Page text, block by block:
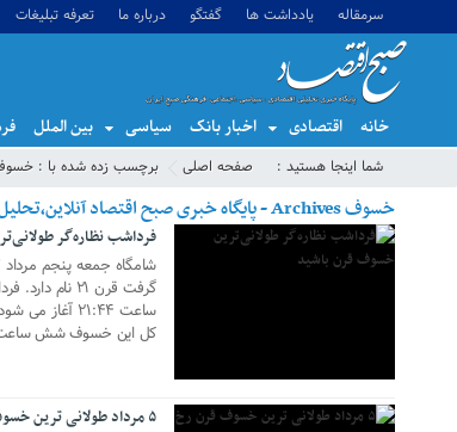
سرمقاله یادداشت ها گفتگو درباره ما تعرفه تبلیغات
خانه اقتصادی اخبار بانک سیاسی بین الملل
شما اینجا هستید : صفحه اصلی برچسب زده شده با :
خسوف Archives - پایگاه خبری صبح اقتصاد آنلاین،تحلیل اقتصادی،اخبار اقتصادی
26 جولای 2018
فرداشب نظاره‌گر
کل این خسوف شش ساعت و ۱۳ دقیقه و ۴۸
۵ مرداد طولانی ترین خسوف قرن رخ می دهد